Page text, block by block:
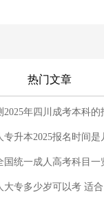
热门文章
2025年四川成考本科的
专升本2025报名时间是
国统一成人高考科目一
大专多少岁可以考 适合